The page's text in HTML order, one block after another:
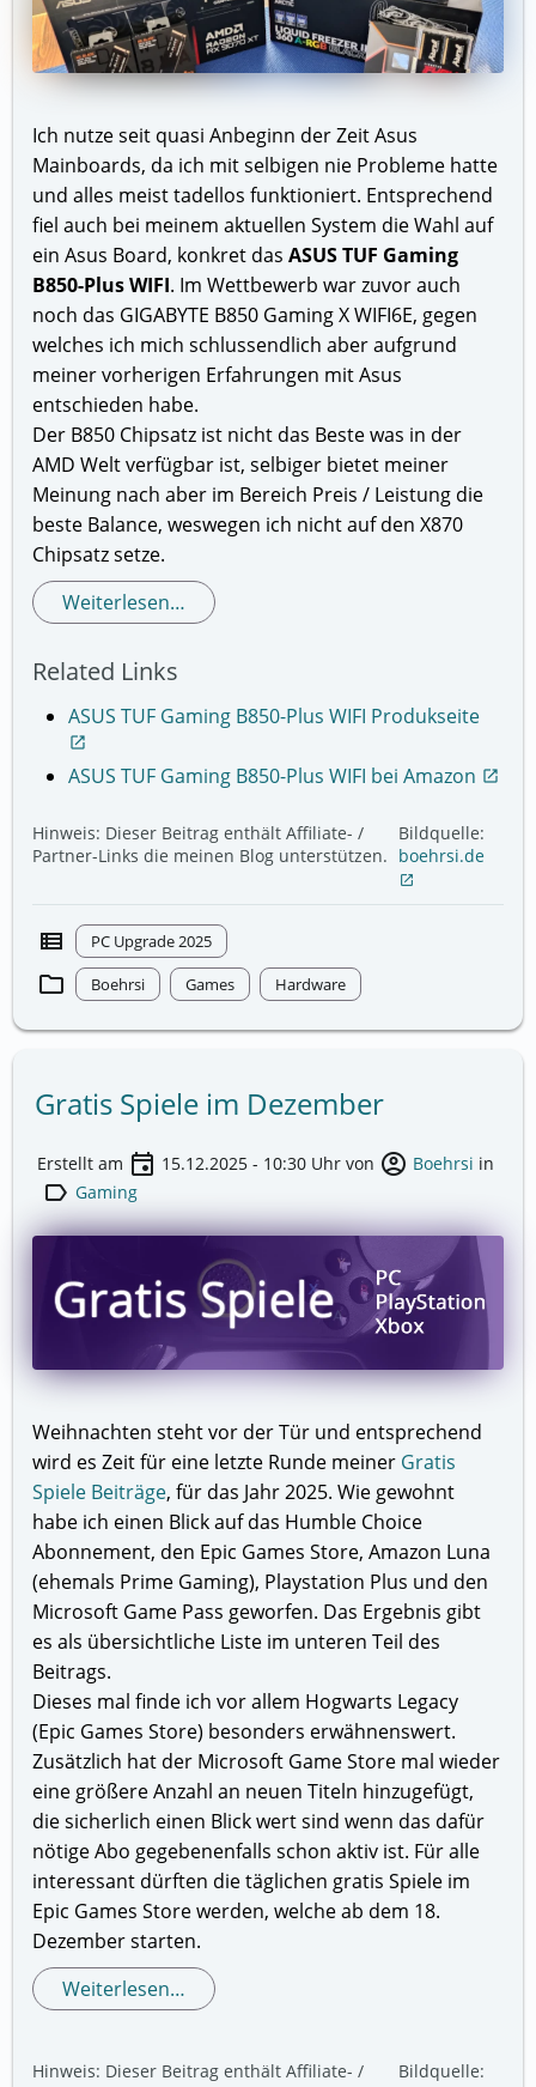
Ich nutze seit quasi Anbeginn der Zeit Asus
Mainboards, da ich mit selbigen nie Probleme hatte
und alles meist tadellos funktioniert. Entsprechend
fiel auch bei meinem aktuellen System die Wahl auf
ein Asus Board, konkret dasASUS TUF Gaming
B850-Plus WIFI. Im Wettbewerb war zuvor auch
noch das GIGABYTE B850 Gaming X WIFI6E, gegen
welches ich mich schlussendlich aber aufgrund
meiner vorherigen Erfahrungen mit Asus
entschieden habe.
Der B850 Chipsatz ist nicht das Beste was in der
AMD Welt verfügbar ist, selbiger bietet meiner
Meinung nach aber im Bereich Preis / Leistung die
beste Balance, weswegen ich nicht auf den X870
Chipsatz setze.
Weiterlesen…
Related Links
ASUS TUF Gaming B850-Plus WIFI Produkseite
open_in_new
ASUS TUF Gaming B850-Plus WIFI bei Amazon open_in_new
Hinweis: Dieser Beitrag enthält Affiliate- /
Partner-Links die meinen Blog unterstützen.
Bildquelle:
boehrsi.de
open_in_new
view_list PC Upgrade 2025
folder Boehrsi Games Hardware
Gratis Spiele im Dezember
Erstellt am event 15.12.2025 - 10:30 Uhr von account_circle Boehrsi in
label Gaming
Weihnachten steht vor der Tür und entsprechend
wird es Zeit für eine letzte Runde meiner Gratis
Spiele Beiträge, für das Jahr 2025. Wie gewohnt
habe ich einen Blick auf das Humble Choice
Abonnement, den Epic Games Store, Amazon Luna
(ehemals Prime Gaming), Playstation Plus und den
Microsoft Game Pass geworfen. Das Ergebnis gibt
es als übersichtliche Liste im unteren Teil des
Beitrags.
Dieses mal finde ich vor allem Hogwarts Legacy
(Epic Games Store) besonders erwähnenswert.
Zusätzlich hat der Microsoft Game Store mal wieder
eine größere Anzahl an neuen Titeln hinzugefügt,
die sicherlich einen Blick wert sind wenn das dafür
nötige Abo gegebenenfalls schon aktiv ist. Für alle
interessant dürften die täglichen gratis Spiele im
Epic Games Store werden, welche ab dem 18.
Dezember starten.
Weiterlesen…
Hinweis: Dieser Beitrag enthält Affiliate- /
Bildquelle: